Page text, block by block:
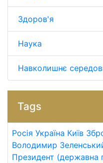
Здоров'я
Наука
Навколишнє
Tags
Росія Україна Київ
Володимир
Президент (державна